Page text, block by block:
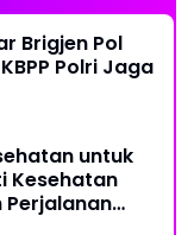
Brigjen Pol
Polri Jaga
untuk
Kesehatan
Perjalanan